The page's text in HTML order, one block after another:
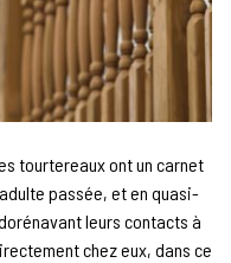
tourtereaux ont un carnet
passée, et en quasi-
leurs contacts à
chez eux, dans ce